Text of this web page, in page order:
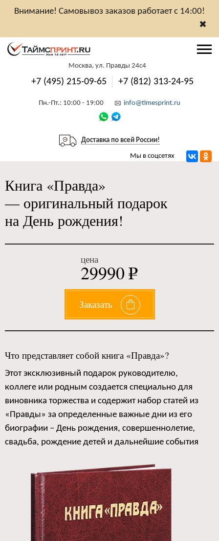
Внимание! Самовывоз заказов работает с 14:00!
✖
Москва, ул. Правды 24с4
+7 (495) 215-09-65 +7 (812) 313-24-95
Пн.-Пт.: 10:00 - 19:00 info@timesprint.ru
Доставка по всей России!
Мы в соцсетях
Книга «Правда»
— оригинальный подарок
на День рождения!
цена
29990 e
Заказать
Что представляет собой книга «Правда»?
Этот эксклюзивный подарок руководителю,
коллеге или родным создается специально для
виновника торжества и содержит набор статей из
«Правды» за определенные важные дни из его
биографии – День рождения, совершеннолетие,
свадьба, рождение детей и дальнейшие события